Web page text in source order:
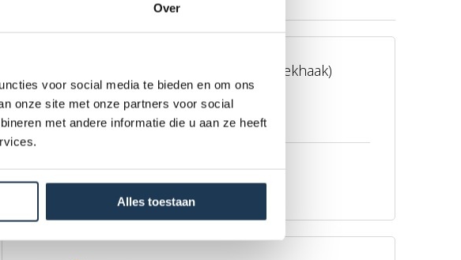
Over
voor social media te bieden en om ons
onze site met onze partners voor social
met andere informatie die u aan ze heeft
Alles toestaan
BERG Trailer L (incl. trekhaak)
€ 119,00
Incl. BTW
BESTEL MEE